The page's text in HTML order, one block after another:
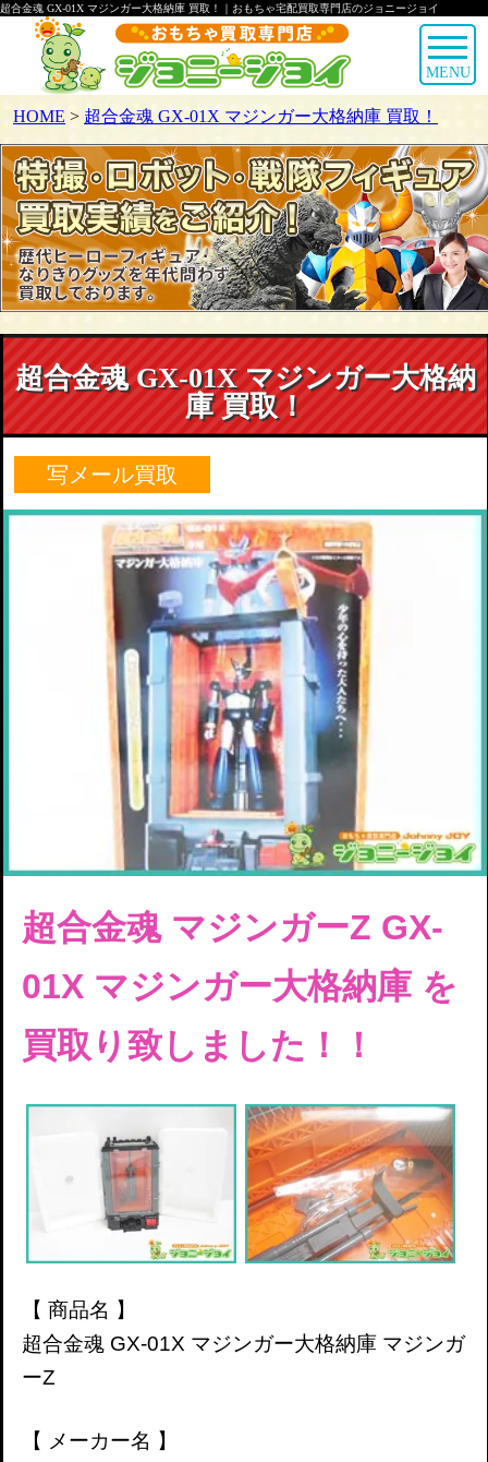
超合金魂 GX-01X マジンガー大格納庫 買取！｜おもちゃ宅配買取専門店のジョニージョイ
MENU
HOME > 超合金魂 GX-01X マジンガー大格納庫 買取！
超合金魂 GX-01X マジンガー大格納
庫 買取！
写メール買取
超合金魂 マジンガーZ GX-
01X マジンガー大格納庫 を
買取り致しました！！
【 商品名 】
超合金魂 GX-01X マジンガー大格納庫 マジンガ
ーZ
【 メーカー名 】